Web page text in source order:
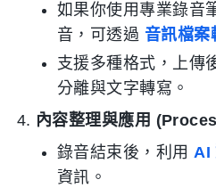
如果你使用專業錄音
音，可透過 音訊檔案
支援多種格式，上傳
分離與文字轉寫。
內容整理與應用
錄音結束後，利用AI
資訊。